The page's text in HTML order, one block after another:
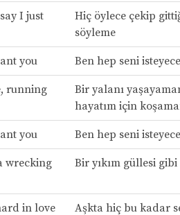
I just
Hiç öylece çekip
söyleme
you Ben hep seni
running
Bir yalanı
hayatım için
you Ben hep seni
wrecking
Bir yıkım güllesi
in love
Aşkta hiç bu kadar